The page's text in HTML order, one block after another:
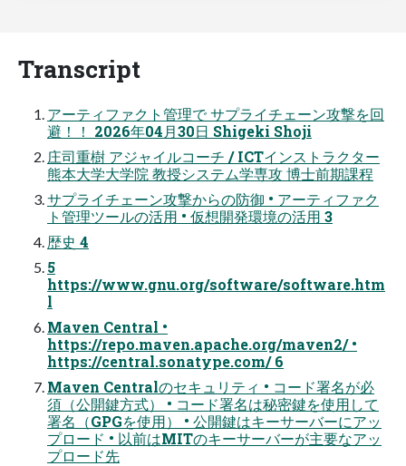
Transcript
アーティファクト管理で サプライチェーン攻撃を回
避！！ 2026年04月30日 Shigeki Shoji
庄司重樹 アジャイルコーチ / ICTインストラクター
熊本大学大学院 教授システム学専攻 博士前期課程
サプライチェーン攻撃からの防御 • アーティファク
ト管理ツールの活用 • 仮想開発環境の活用 3
歴史 4
5
https://www.gnu.org/software/software.htm
l
Maven Central •
https://repo.maven.apache.org/maven2/ •
https://central.sonatype.com/ 6
Maven Centralのセキュリティ • コード署名が必
須（公開鍵方式） • コード署名は秘密鍵を使用して
署名（GPGを使用） • 公開鍵はキーサーバーにアッ
プロード • 以前はMITのキーサーバーが主要なアッ
プロード先